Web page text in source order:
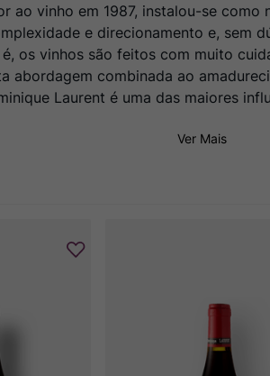
ao vinho em 1987, instalou-se
e direcionamento e,
os vinhos são feitos com muito
abordagem combinada ao
Laurent é uma das maiores
Ver Mais